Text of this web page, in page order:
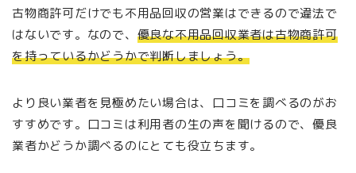
古物商許可だけでも不用品回収の営業はできるので違法で
はないです。なので、 優良な不用品回収業者は古物商許可
を持っているかどうかで判断しましょう。
より良い業者を見極めたい場合は、口コミを調べるのがお
すすめです。口コミは利用者の生の声を聞けるので、優良
業者かどうか調べるのにとても役立ちます。